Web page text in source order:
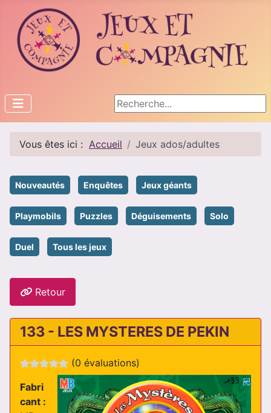
Rechercher
Vous êtes ici : Accueil Jeux ados/adultes
Nouveautés Enquêtes Jeux géants
Playmobils Puzzles Déguisements Solo
Duel Tous les jeux
Retour
133 - LES MYSTERES DE PEKIN
(0 évaluations)
Fabri
cant :